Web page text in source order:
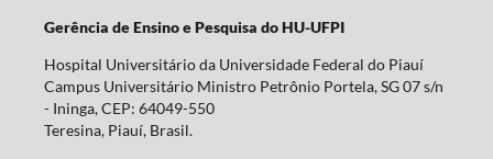
Gerência de Ensino e Pesquisa do HU-UFPI
Hospital Universitário da Universidade Federal do Piauí
Campus Universitário Ministro Petrônio Portela, SG 07 s/n
- Ininga, CEP: 64049-550
Teresina, Piauí, Brasil.